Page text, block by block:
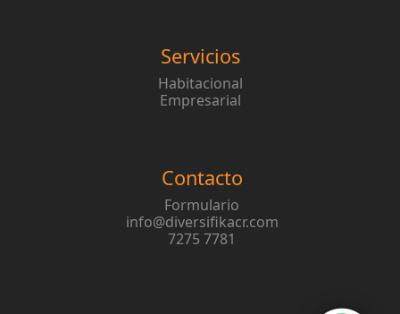
Servicios
Habitacional
Empresarial
Contacto
Formulario
info@diversifikacr.com
7275 7781